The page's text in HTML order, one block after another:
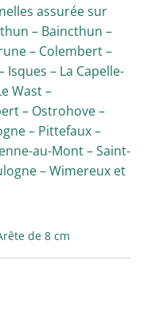
assurée sur
– Baincthun –
– Colembert–
Isques – La Capelle-
Wast –
– Ostrohove –
– Pittefaux –
au-Mont – Saint-
– Wimereux et
de 8 cm